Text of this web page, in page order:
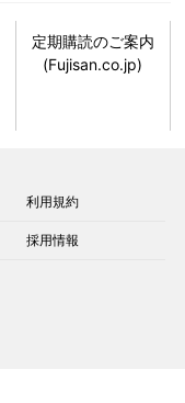
定期購読のご案内
(Fujisan.co.jp)
利用規約
採用情報